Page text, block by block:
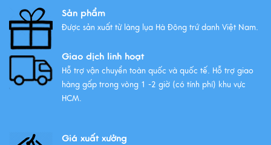
Đông trứ danh
Xem thêm
Sản phẩm
Được sản xuất từ làng lụa Hà Đông trứ danh Việt Nam.
Giao dịch linh hoạt
Hỗ trợ vận chuyển toàn quốc và quốc tế. Hỗ trợ giao
hàng gấp trong vòng 1 -2 giờ (có tính phí) khu vực
HCM.
Giá xuất xưởng